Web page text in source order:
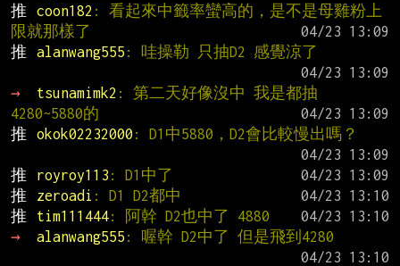
推
coon182 : 看起來中籤率蠻高的，是不是母雞粉上
限就那樣了
推
alanwang555 : 哇操勒 只抽D2 感覺涼了
→
tsunamimk2 : 第二天好像沒中 我是都抽
4280~5880的
推
okok02232000 : D1中5880，D2會比較慢出嗎？
推
royroy113 : D1中了
推
zeroadi : D1 D2都中
推
tim111444: 阿幹 D2也中了 4880
→
alanwang555 : 喔幹 D2中了 但是飛到4280